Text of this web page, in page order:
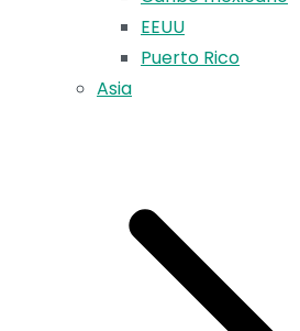
EEUU
Puerto Rico
Asia